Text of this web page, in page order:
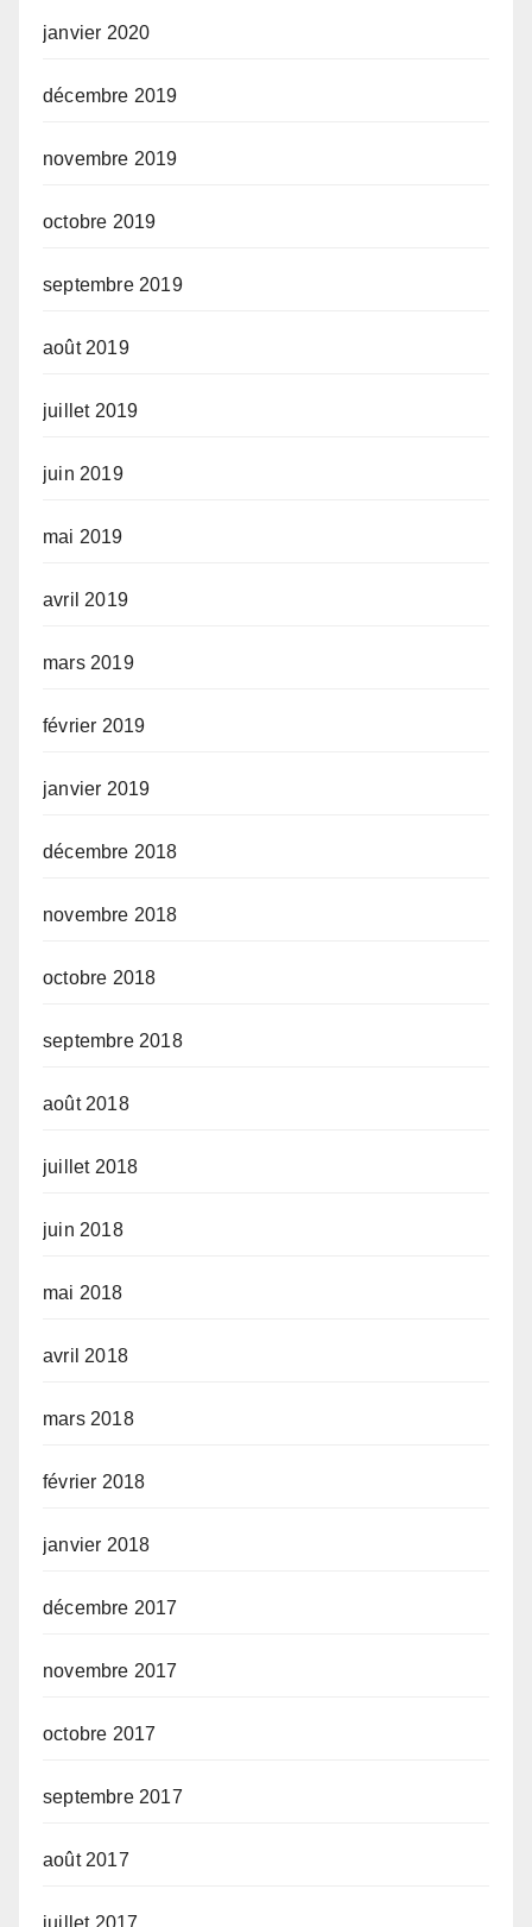
janvier 2020
décembre 2019
novembre 2019
octobre 2019
septembre 2019
août 2019
juillet 2019
juin 2019
mai 2019
avril 2019
mars 2019
février 2019
janvier 2019
décembre 2018
novembre 2018
octobre 2018
septembre 2018
août 2018
juillet 2018
juin 2018
mai 2018
avril 2018
mars 2018
février 2018
janvier 2018
décembre 2017
novembre 2017
octobre 2017
septembre 2017
août 2017
juillet 2017